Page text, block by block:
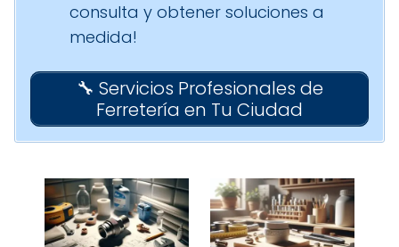
consulta y obtener soluciones a
medida!
🔧 Servicios Profesionales de
Ferretería en Tu Ciudad